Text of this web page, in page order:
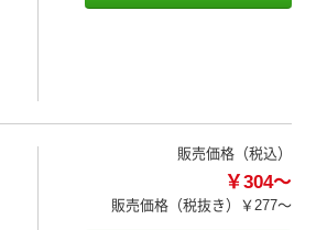
販売価格（税込）
￥304～
販売価格（税抜き） ￥277～